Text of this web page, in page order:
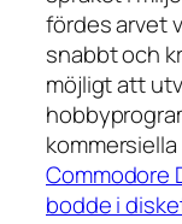
fördes arvet
snabbt och
möjligt att
Commodore
bodde i